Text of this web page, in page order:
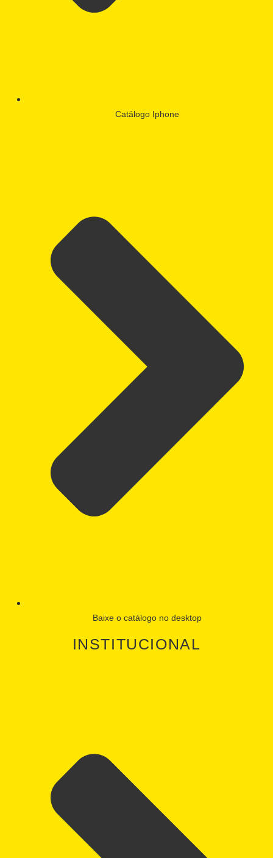
Catálogo Iphone
Baixe o catálogo no desktop
INSTITUCIONAL